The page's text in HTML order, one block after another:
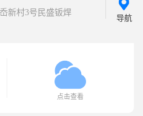
新村3号民盛钣焊
导航
点击查看